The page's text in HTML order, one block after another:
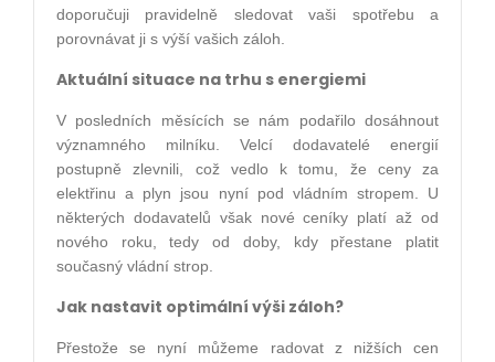
doporučuji pravidelně sledovat vaši spotřebu a
porovnávat ji s výší vašich záloh.
Aktuální situace na trhu s energiemi
V posledních měsících se nám podařilo dosáhnout
významného milníku. Velcí dodavatelé energií
postupně zlevnili, což vedlo k tomu, že ceny za
elektřinu a plyn jsou nyní pod vládním stropem. U
některých dodavatelů však nové ceníky platí až od
nového roku, tedy od doby, kdy přestane platit
současný vládní strop.
Jak nastavit optimální výši záloh?
Přestože se nyní můžeme radovat z nižších cen